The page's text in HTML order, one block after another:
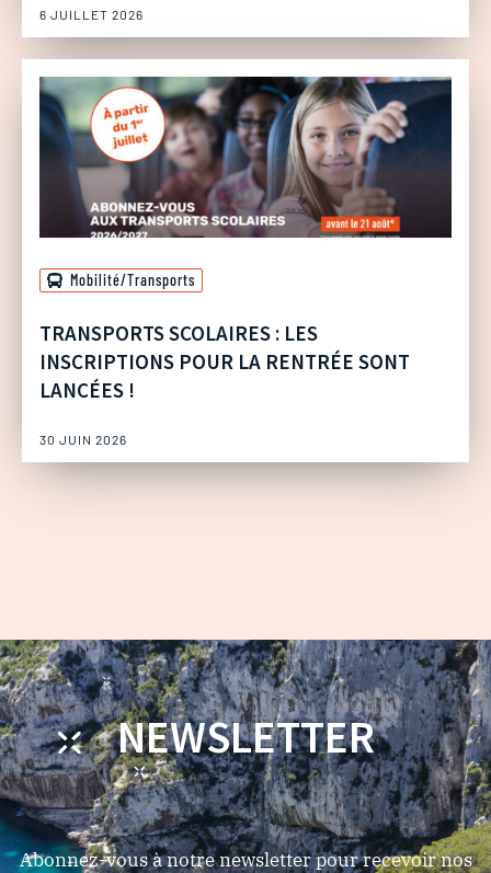
6 JUILLET 2026
Mobilité/Transports
TRANSPORTS SCOLAIRES : LES
INSCRIPTIONS POUR LA RENTRÉE SONT
LANCÉES !
30 JUIN 2026
NEWSLETTER
Abonnez-vous à notre newsletter pour recevoir nos